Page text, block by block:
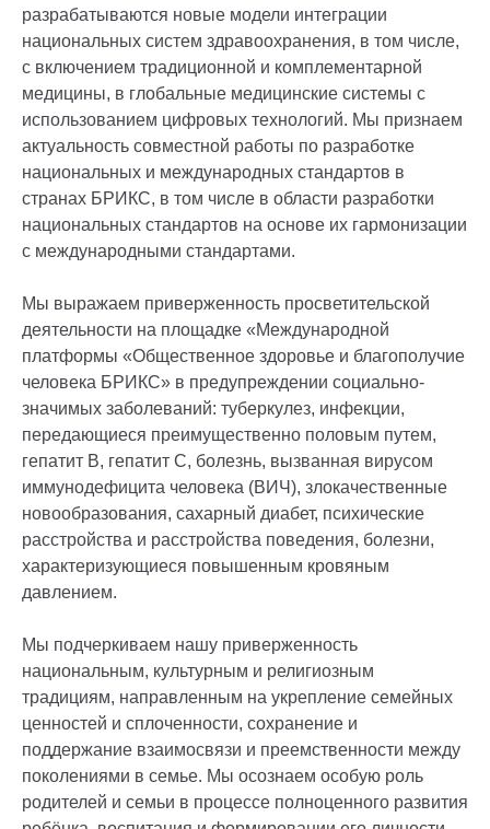
разрабатываются новые модели интеграции
национальных систем здравоохранения, в том числе,
с включением традиционной и комплементарной
медицины, в глобальные медицинские системы с
использованием цифровых технологий. Мы признаем
актуальность совместной работы по разработке
национальных и международных стандартов в
странах БРИКС, в том числе в области разработки
национальных стандартов на основе их гармонизации
с международными стандартами.
Мы выражаем приверженность просветительской
деятельности на площадке «Международной
платформы «Общественное здоровье и благополучие
человека БРИКС» в предупреждении социально-
значимых заболеваний: туберкулез, инфекции,
передающиеся преимущественно половым путем,
гепатит В, гепатит С, болезнь, вызванная вирусом
иммунодефицита человека (ВИЧ), злокачественные
новообразования, сахарный диабет, психические
расстройства и расстройства поведения, болезни,
характеризующиеся повышенным кровяным
давлением.
Мы подчеркиваем нашу приверженность
национальным, культурным и религиозным
традициям, направленным на укрепление семейных
ценностей и сплоченности, сохранение и
поддержание взаимосвязи и преемственности между
поколениями в семье. Мы осознаем особую роль
родителей и семьи в процессе полноценного развития